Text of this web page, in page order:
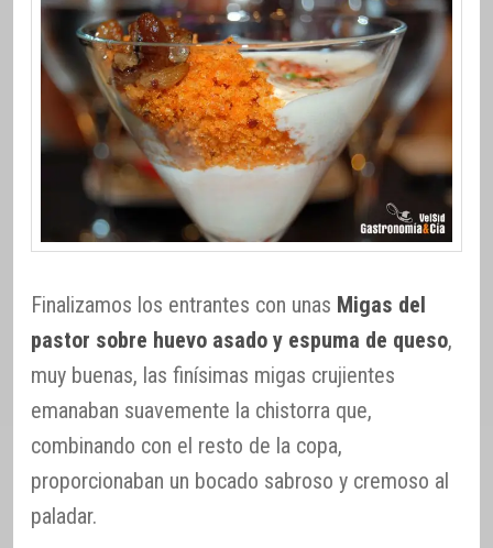
Finalizamos los entrantes con unas Migas del
pastor sobre huevo asado y espuma de queso,
muy buenas, las finísimas migas crujientes
emanaban suavemente la chistorra que,
combinando con el resto de la copa,
proporcionaban un bocado sabroso y cremoso al
paladar.